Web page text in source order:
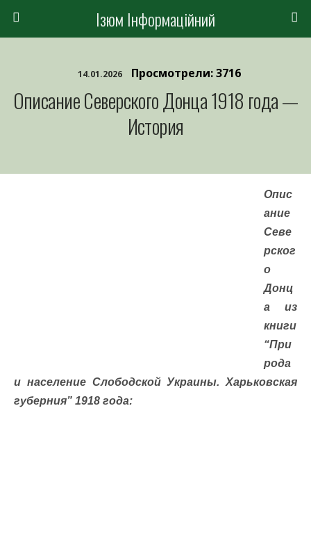
Ізюм Інформаційний
14.01.2026 Просмотрели: 3716
Описание Северского Донца 1918 года —
История
Опис
ание
Севе
рског
о
Донц
а из
книги
“При
рода
и население Слободской Украины. Харьковская
губерния” 1918 года: